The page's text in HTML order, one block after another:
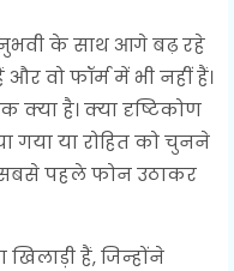
के साथ आगे बढ़ रहे
वो फॉर्म में भी नहीं हैं।
है। क्‍या दृष्टिकोण
गया या रोहित को चुनने
सबसे पहले फोन उठाकर
हैं, जिन्‍होंने